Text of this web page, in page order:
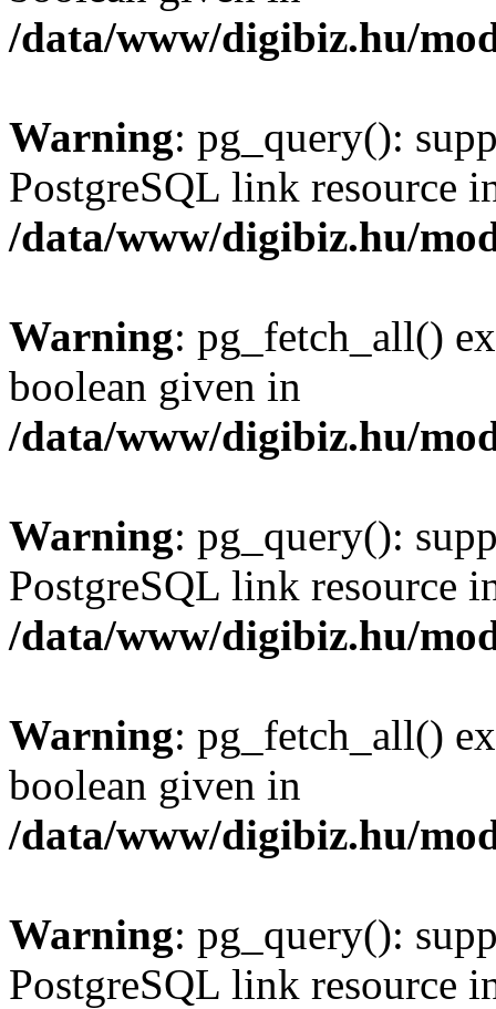
/data/www/digibiz.hu/
Warning: pg_query():
PostgreSQL link resource
/data/www/digibiz.hu/
Warning: pg_fetch_all()
boolean given in
/data/www/digibiz.hu/
Warning: pg_query():
PostgreSQL link resource
/data/www/digibiz.hu/
Warning: pg_fetch_all()
boolean given in
/data/www/digibiz.hu/
Warning: pg_query():
PostgreSQL link resource